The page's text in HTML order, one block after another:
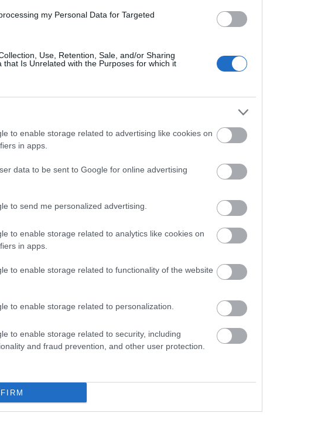
my Personal Data for Targeted
Use, Retention, Sale, and/or Sharing
that Is Unrelated with the Purposes for which it
to enable storage related to advertising like cookies on
in apps.
data to be sent to Google for online advertising
to send me personalized advertising.
to enable storage related to analytics like cookies on
in apps.
to enable storage related to functionality of the website
to enable storage related to personalization.
to enable storage related to security, including
and fraud prevention, and other user protection.
Kertészete
Hírlevél feliratkozás
Youtube csatornám
Archívum
2022 október
2022 szeptember
2022 augusztus
2022 április
(3
2021 december
2021 augusztus
Tovább
...